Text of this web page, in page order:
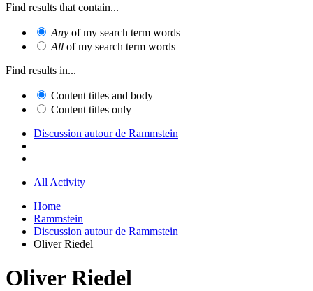
Find results that contain...
Any of my search term words
All of my search term words
Find results in...
Content titles and body
Content titles only
Discussion autour de Rammstein
All Activity
Home
Rammstein
Discussion autour de Rammstein
Oliver Riedel
Oliver Riedel